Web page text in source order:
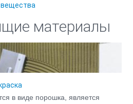
материалы
в виде порошка, является